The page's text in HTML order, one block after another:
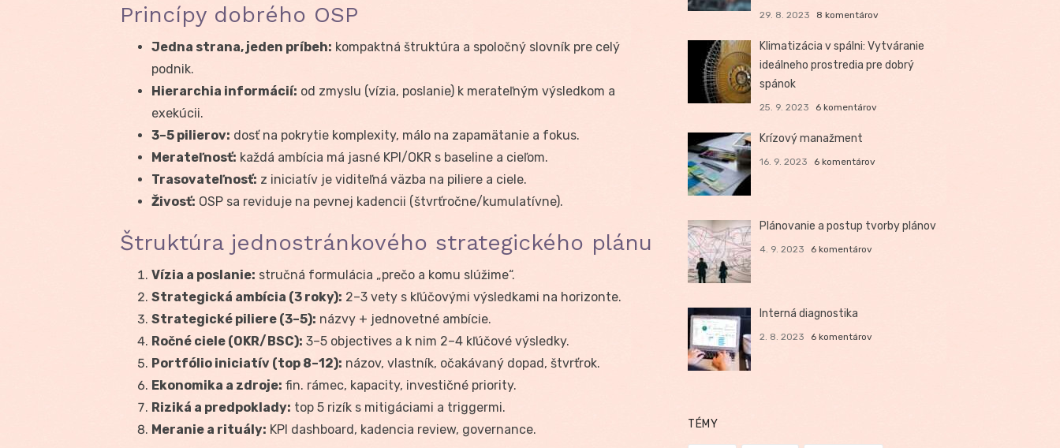
Princípy dobrého OSP
Jedna strana, jeden príbeh: kompaktná štruktúra a spoločný slovník pre celý
podnik.
Hierarchia informácií: od zmyslu (vízia, poslanie) k merateľným výsledkom a
exekúcii.
3–5 pilierov: dosť na pokrytie komplexity, málo na zapamätanie a fokus.
Merateľnosť: každá ambícia má jasné KPI/OKR s baseline a cieľom.
Trasovateľnosť: z iniciatív je viditeľná väzba na piliere a ciele.
Živosť: OSP sa reviduje na pevnej kadencii (štvrťročne/kumulatívne).
Štruktúra jednostránkového strategického plánu
Vízia a poslanie: stručná formulácia „prečo a komu slúžime“.
Strategická ambícia (3 roky): 2–3 vety s kľúčovými výsledkami na horizonte.
Strategické piliere (3–5): názvy + jednovetné ambície.
Ročné ciele (OKR/BSC): 3–5 objectives a k nim 2–4 kľúčové výsledky.
Portfólio iniciatív (top 8–12): názov, vlastník, očakávaný dopad, štvrťrok.
Ekonomika a zdroje: fin. rámec, kapacity, investičné priority.
Riziká a predpoklady: top 5 rizík s mitigáciami a triggermi.
Meranie a rituály: KPI dashboard, kadencia review, governance.
29. 8. 2023 8 komentárov
Klimatizácia v spálni: Vytváranie
ideálneho prostredia pre dobrý
spánok
25. 9. 2023 6 komentárov
Krízový manažment
16. 9. 2023 6 komentárov
Plánovanie a postup tvorby plánov
4. 9. 2023 6 komentárov
Interná diagnostika
2. 8. 2023 6 komentárov
TÉMY